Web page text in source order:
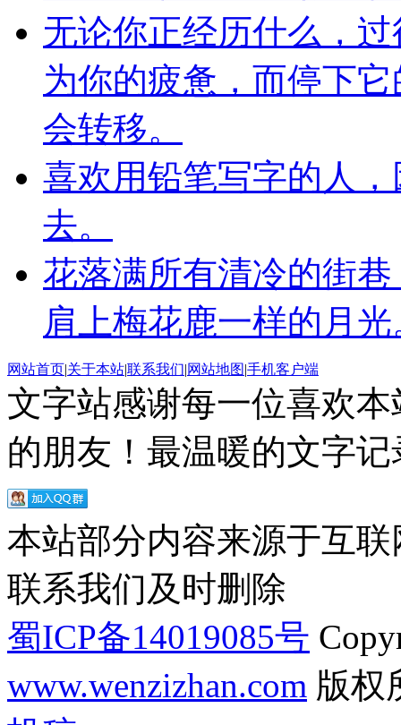
无论你正经历什么，
为你的疲惫，而停下
会转移。
喜欢用铅笔写字的人
去。
花落满所有清冷的街
肩上梅花鹿一样的月
网站首页|关于本站|联系我们|网站地图|手机客户端
文字站感谢每一位喜欢
的朋友！最温暖的文字
本站部分内容来源于互
联系我们及时删除
蜀ICP备14019085号
www.wenzizhan.com 版权